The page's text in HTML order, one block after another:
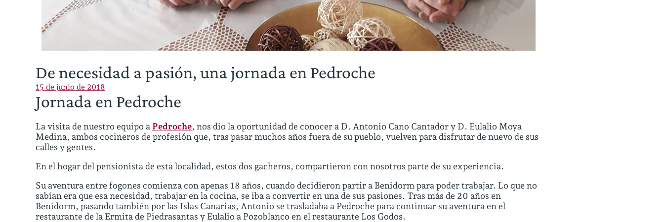
De necesidad a pasión, una jornada en Pedroche
15 de junio de 2018
Jornada en Pedroche
La visita de nuestro equipo a Pedroche, nos dio la oportunidad de conocer a D. Antonio Cano Cantador y D. Eulalio Moya
Medina, ambos cocineros de profesión que, tras pasar muchos años fuera de su pueblo, vuelven para disfrutar de nuevo de sus
calles y gentes.
En el hogar del pensionista de esta localidad, estos dos gacheros, compartieron con nosotros parte de su experiencia.
Su aventura entre fogones comienza con apenas 18 años, cuando decidieron partir a Benidorm para poder trabajar. Lo que no
sabían era que esa necesidad, trabajar en la cocina, se iba a convertir en una de sus pasiones. Tras más de 20 años en
Benidorm, pasando también por las Islas Canarias, Antonio se trasladaba a Pedroche para continuar su aventura en el
restaurante de la Ermita de Piedrasantas y Eulalio a Pozoblanco en el restaurante Los Godos.